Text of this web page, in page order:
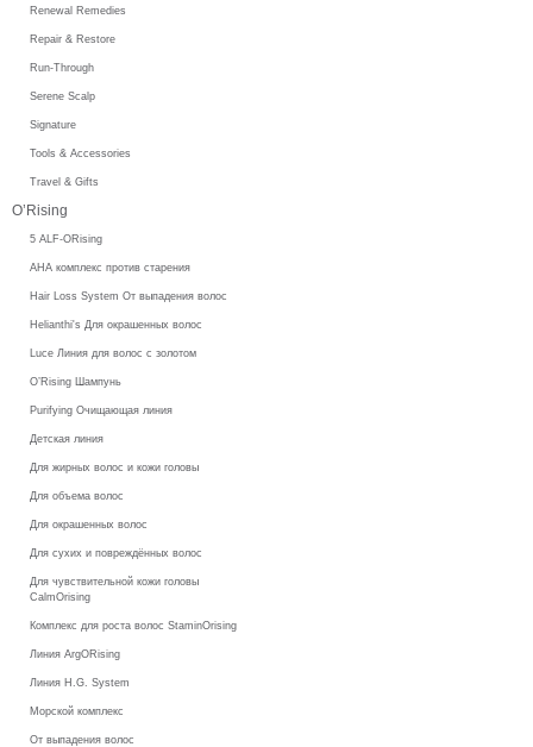
Renewal Remedies
Repair & Restore
Run-Through
Serene Scalp
Signature
Tools & Accessories
Travel & Gifts
O’Rising
5 ALF-ORising
AHA комплекс против старения
Hair Loss System От выпадения волос
Helianthi's Для окрашенных волос
Luce Линия для волос с золотом
O’Rising Шампунь
Purifying Очищающая линия
Детская линия
Для жирных волос и кожи головы
Для объема волос
Для окрашенных волос
Для сухих и повреждённых волос
Для чувствительной кожи головы
CalmOrising
Комплекс для роста волос StaminOrising
Линия ArgORising
Линия H.G. System
Морской комплекс
От выпадения волос